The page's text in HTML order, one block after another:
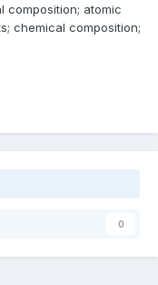
composition; atomic
chemical composition;
0